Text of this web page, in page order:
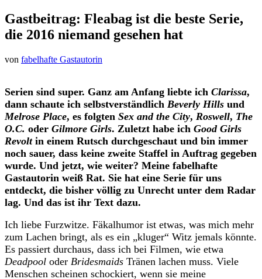
Gastbeitrag: Fleabag ist die beste Serie,
die 2016 niemand gesehen hat
von fabelhafte Gastautorin
Serien sind super. Ganz am Anfang liebte ich Clarissa,
dann schaute ich selbstverständlich Beverly Hills und
Melrose Place, es folgten Sex and the City, Roswell, The
O.C. oder Gilmore Girls. Zuletzt habe ich Good Girls
Revoltin einem Rutsch durchgeschaut und bin immer
noch sauer, dass keine zweite Staffel in Auftrag gegeben
wurde. Und jetzt, wie weiter? Meine fabelhafte
Gastautorin weiß Rat. Sie hat eine Serie für uns
entdeckt, die bisher völlig zu Unrecht unter dem Radar
lag. Und das ist ihr Text dazu.
Ich liebe Furzwitze. Fäkalhumor ist etwas, was mich mehr
zum Lachen bringt, als es ein „kluger“ Witz jemals könnte.
Es passiert durchaus, dass ich bei Filmen, wie etwa
Deadpool oder Bridesmaids Tränen lachen muss. Viele
Menschen scheinen schockiert, wenn sie meine